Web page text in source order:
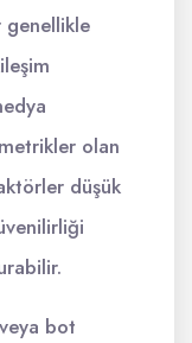
olan
düşük
bot